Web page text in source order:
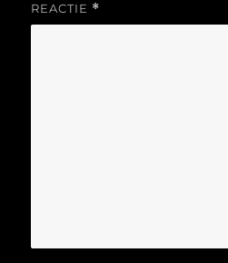
REACTIE *